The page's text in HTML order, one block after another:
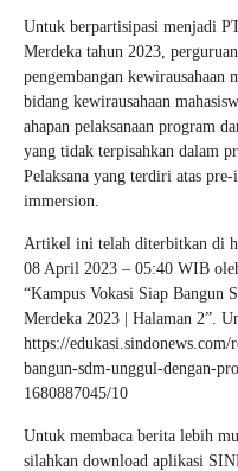
Untuk berpartisipasi menjadi
Merdeka tahun 2023,
pengembangan kewirausahaan
bidang kewirausahaan
ahapan pelaksanaan program
yang tidak terpisahkan dalam
Pelaksana yang terdiri atas
immersion.
Artikel ini telah diterbitkan di
08 April 2023 – 05:40 WIB
“Kampus Vokasi Siap Bangun
Merdeka 2023 | Halaman 2”.
https://
bangun-sdm-unggul-dengan-
1680887045/10
Untuk membaca berita lebih
silahkan download aplikasi